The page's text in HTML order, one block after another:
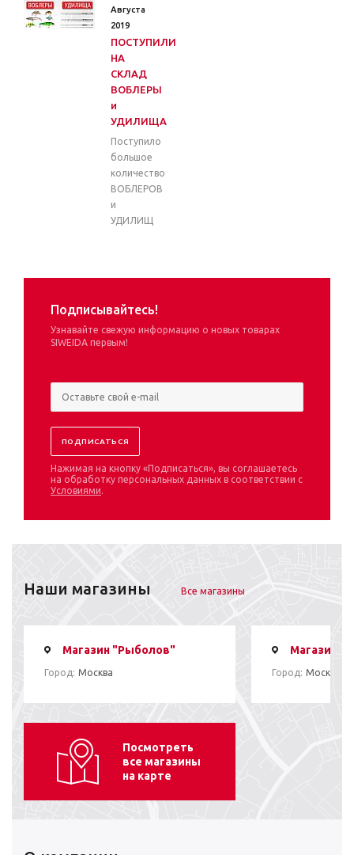
Августа
2019
ПОСТУПИЛИ
НА
СКЛАД
ВОБЛЕРЫ
и
УДИЛИЩА
Поступило
большое
количество
ВОБЛЕРОВ
и
УДИЛИЩ
Подписывайтесь!
Узнавайте свежую информацию о новых товарах
SIWEIDA первым!
Нажимая на кнопку «Подписаться», вы соглашаетесь
на обработку персональных данных в соответствии с
Условиями.
Наши магазины Все магазины
Магазин "Рыболов"
Город: Москва
Магазин
Город: Москва
Посмотреть
все магазины
на карте